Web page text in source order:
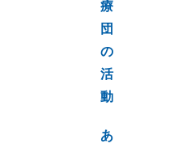
療
団
の
活
動
あ